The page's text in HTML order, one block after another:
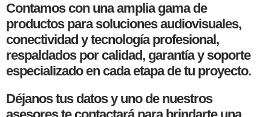
Contamos con una amplia gama de
productos para soluciones audiovisuales,
conectividad y tecnología profesional,
respaldados por calidad, garantía y soporte
especializado en cada etapa de tu proyecto.
Déjanos tus datos y uno de nuestros